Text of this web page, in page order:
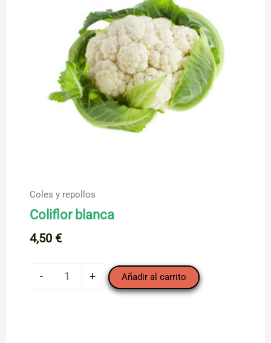
Coles y repollos
Coliflor blanca
4,50 €
- + Añadir al carrito